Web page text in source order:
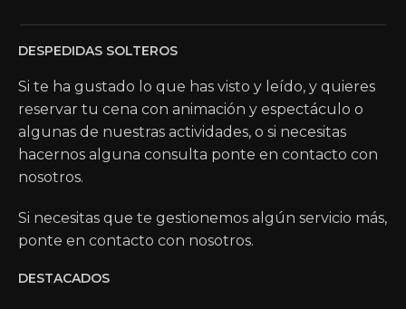
DESPEDIDAS SOLTEROS
Si te ha gustado lo que has visto y leído, y quieres
reservar tu cena con animación y espectáculo o
algunas de nuestras actividades, o si necesitas
hacernos alguna consulta ponte en contacto con
nosotros.
Si necesitas que te gestionemos algún servicio más,
ponte en contacto con nosotros.
DESTACADOS